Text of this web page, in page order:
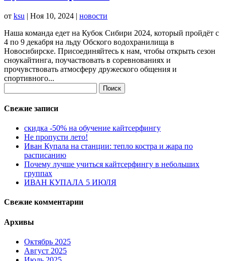
от ksu | Ноя 10, 2024 | новости
Наша команда едет на Кубок Сибири 2024, который пройдёт с
4 по 9 декабря на льду Обского водохранилища в
Новосибирске. Присоединяйтесь к нам, чтобы открыть сезон
сноукайтинга, поучаствовать в соревнованиях и
прочувствовать атмосферу дружеского общения и
спортивного...
Свежие записи
скидка -50% на обучение кайтсерфингу
Не пропусти лето!
Иван Купала на станции: тепло костра и жара по
расписанию
Почему лучше учиться кайтсерфингу в небольших
группах
ИВАН КУПАЛА 5 ИЮЛЯ
Свежие комментарии
Архивы
Октябрь 2025
Август 2025